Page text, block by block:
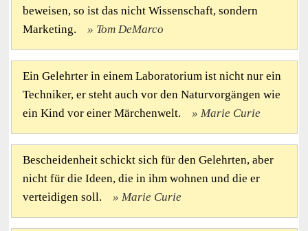
beweisen, so ist das nicht Wissenschaft, sondern
Marketing.
Tom DeMarco
Ein Gelehrter in einem Laboratorium ist nicht nur ein
Techniker, er steht auch vor den Naturvorgängen wie
ein Kind vor einer Märchenwelt.
Marie Curie
Bescheidenheit schickt sich für den Gelehrten, aber
nicht für die Ideen, die in ihm wohnen und die er
verteidigen soll.
Marie Curie